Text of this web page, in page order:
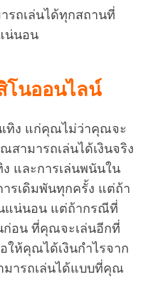
รถเล่นได้ทุกสถานที่
น่นอน
โนออนไลน์
ทิง แก่คุณไม่ว่าคุณจะ
สามารถเล่นได้เงินจริง
และการเล่นพนันใน
รเดิมพันทุกครั้ง แต่ถ้า
แน่นอน แต่ถ้ากรณีที่
อน ที่คุณจะเล่นอีกที่
ให้คุณได้เงินกำไรจาก
ารถเล่นได้แบบที่คุณ